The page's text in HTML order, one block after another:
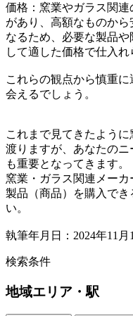
価格：窯業やガラス関
があり、高額なものか
なるため、必要な製品
して適した価格で仕入
これらの観点から慎重
会えるでしょう。
これまで見てきたよう
渡りますが、あなたの
も重要となってきます。
窯業・ガラス関連メー
製品（商品）を購入で
い。
執筆年月日：2024年11月
検索条件
地域エリア・駅